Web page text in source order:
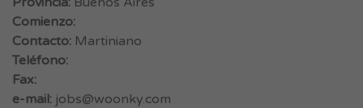
Comienzo:
Contacto: Martiniano
Teléfono:
Fax:
e-mail: jobs@woonky.com